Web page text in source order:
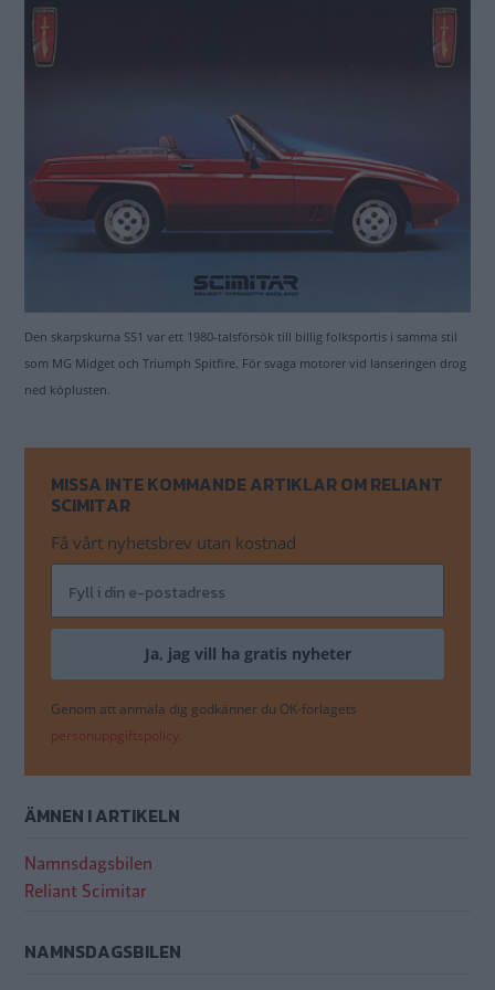
Den skarpskurna SS1 var ett 1980-talsförsök till billig folksportis i samma stil
som MG Midget och Triumph Spitfire. För svaga motorer vid lanseringen drog
ned köplusten.
MISSA INTE KOMMANDE ARTIKLAR OM RELIANT
SCIMITAR
Få vårt nyhetsbrev utan kostnad
Genom att anmäla dig godkänner du OK-förlagets
personuppgiftspolicy.
ÄMNEN I ARTIKELN
Namnsdagsbilen
Reliant Scimitar
NAMNSDAGSBILEN